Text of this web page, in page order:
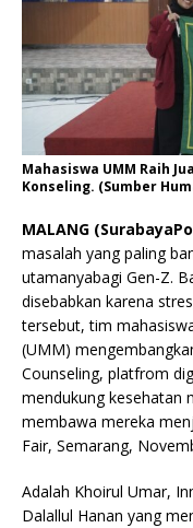
Mahasiswa UMM Raih
Konseling. (Sumber
MALANG
masalah yang paling
utamanyabagi Gen-Z.
disebabkan karena
tersebut, tim
(UMM)
Counseling, platfrom
mendukung kesehatan
membawa mereka
Fair, Semarang,
Adalah Khoirul Umar,
Dalallul Hanan yang